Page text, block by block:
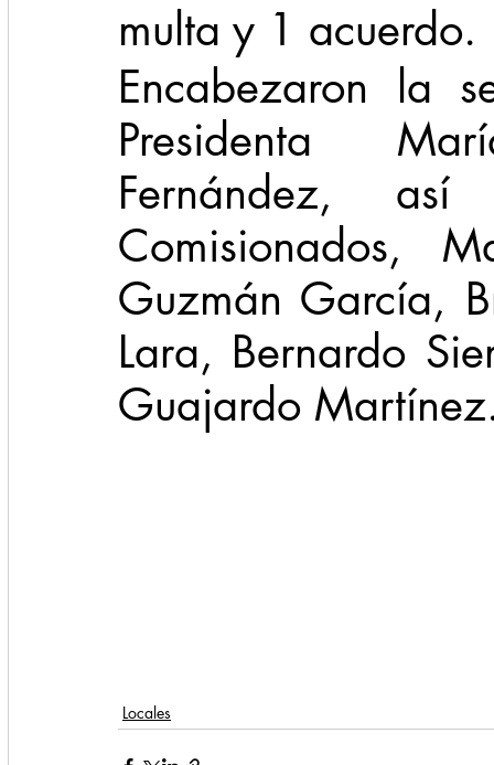
multa y 1 acuerdo.
Encabezaron la
Presidenta
Fernández,
Comisionados,
Guzmán García,
Lara, Bernardo
Guajardo
Locales